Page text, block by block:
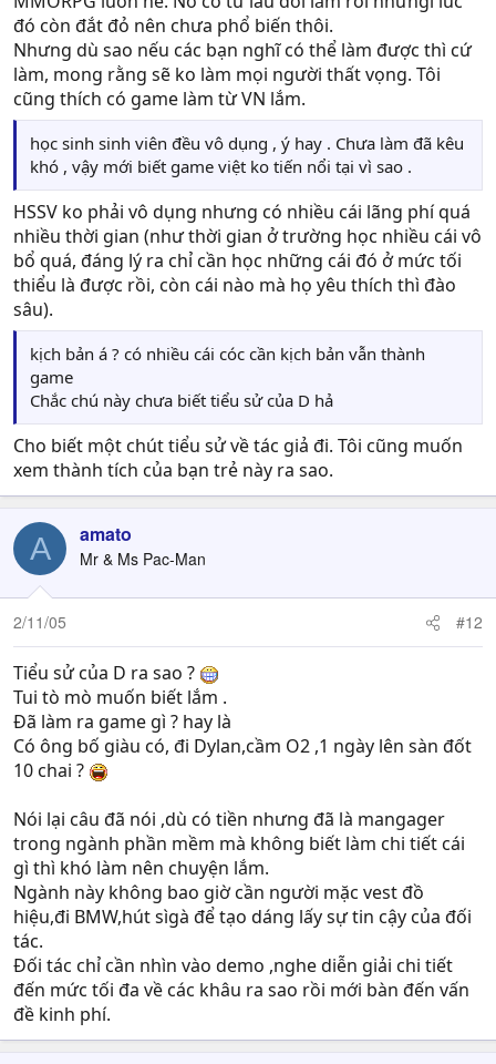
đó còn đắt đỏ nên chưa phổ biến thôi.
Nhưng dù sao nếu các bạn nghĩ có thể làm được thì cứ
làm, mong rằng sẽ ko làm mọi người thất vọng. Tôi
cũng thích có game làm từ VN lắm.
học sinh sinh viên đều vô dụng , ý hay . Chưa làm đã kêu
khó , vậy mới biết game việt ko tiến nổi tại vì sao .
HSSV ko phải vô dụng nhưng có nhiều cái lãng phí quá
nhiều thời gian (như thời gian ở trường học nhiều cái vô
bổ quá, đáng lý ra chỉ cần học những cái đó ở mức tối
thiểu là được rồi, còn cái nào mà họ yêu thích thì đào
sâu).
kịch bản á ? có nhiều cái cóc cần kịch bản vẫn thành
game
Chắc chú này chưa biết tiểu sử của D hả
Cho biết một chút tiểu sử về tác giả đi. Tôi cũng muốn
xem thành tích của bạn trẻ này ra sao.
A amato
Mr & Ms Pac-Man
2/11/05 #12
Tiểu sử của D ra sao ?
Tui tò mò muốn biết lắm .
Đã làm ra game gì ? hay là
Có ông bố giàu có, đi Dylan,cầm O2 ,1 ngày lên sàn đốt
10 chai ?
Nói lại câu đã nói ,dù có tiền nhưng đã là mangager
trong ngành phần mềm mà không biết làm chi tiết cái
gì thì khó làm nên chuyện lắm.
Ngành này không bao giờ cần người mặc vest đồ
hiệu,đi BMW,hút sìgà để tạo dáng lấy sự tin cậy của đối
tác.
Đối tác chỉ cần nhìn vào demo ,nghe diễn giải chi tiết
đến mức tối đa về các khâu ra sao rồi mới bàn đến vấn
đề kinh phí.